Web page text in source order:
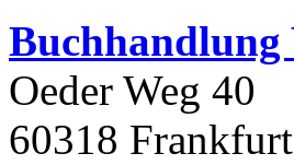
Buchhandlung
Oeder Weg 40
60318